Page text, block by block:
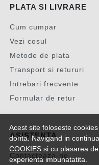
Acest site foloseste
dorita. Navigand in
COOKIES si cu plasarea
experienta imbunatatita.
PLATA SI LIVRARE
Cum cumpar
Vezi cosul
Metode de plata
Transport si retururi
Intrebari frecvente
Formular de retur
ASISTENTA
Contacteaza-ne